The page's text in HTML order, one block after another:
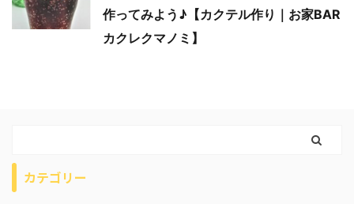
作ってみよう♪【カクテル作り｜お家BAR
カクレクマノミ】
カテゴリー